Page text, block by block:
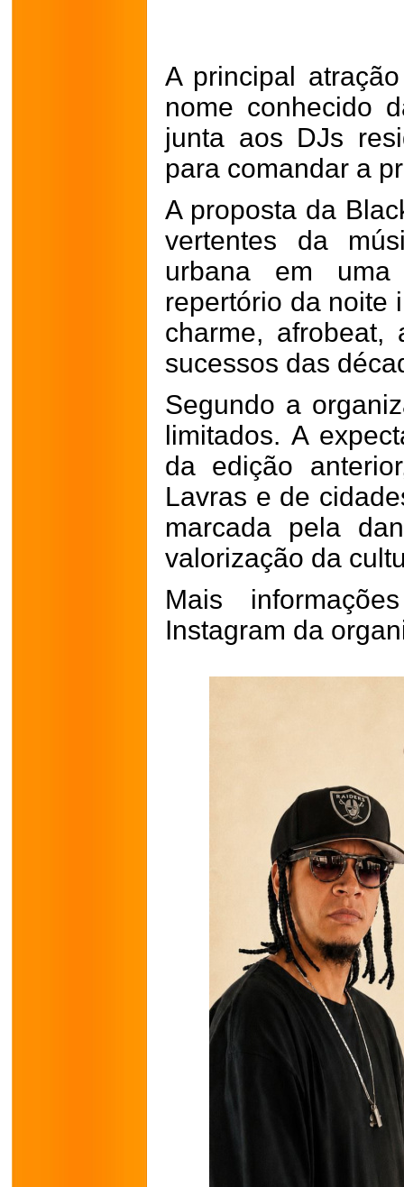
A principal
nome conhecido
junta aos DJs
para comandar a
A proposta da
vertentes da
urbana em uma
repertório da noite
charme, afrobeat,
sucessos das
Segundo a
limitados. A
da edição
Lavras e de
marcada pela
valorização da
Mais
Instagram da